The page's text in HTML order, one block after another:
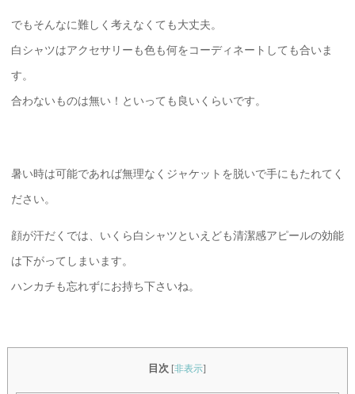
でもそんなに難しく考えなくても大丈夫。
白シャツはアクセサリーも色も何をコーディネートしても合いま
す。
合わないものは無い！といっても良いくらいです。
暑い時は可能であれば無理なくジャケットを脱いで手にもたれてく
ださい。
顔が汗だくでは、いくら白シャツといえども清潔感アピールの効能
は下がってしまいます。
ハンカチも忘れずにお持ち下さいね。
目次 [非表示]